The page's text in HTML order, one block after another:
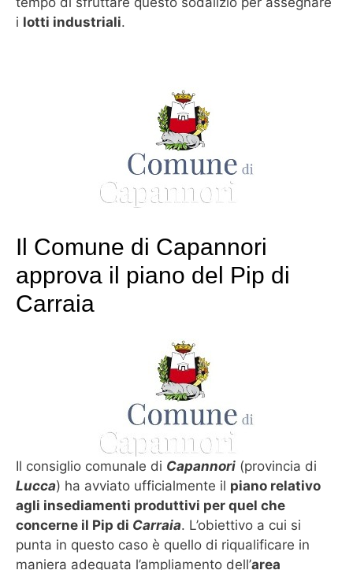
i lotti industriali.
Il Comune di Capannori
approva il piano del Pip di
Carraia
Il consiglio comunale di Capannori (provincia di
Lucca) ha avviato ufficialmente il piano relativo
agli insediamenti produttivi per quel che
concerne il Pip di Carraia. L’obiettivo a cui si
punta in questo caso è quello di riqualificare in
maniera adeguata l’ampliamento dell’area